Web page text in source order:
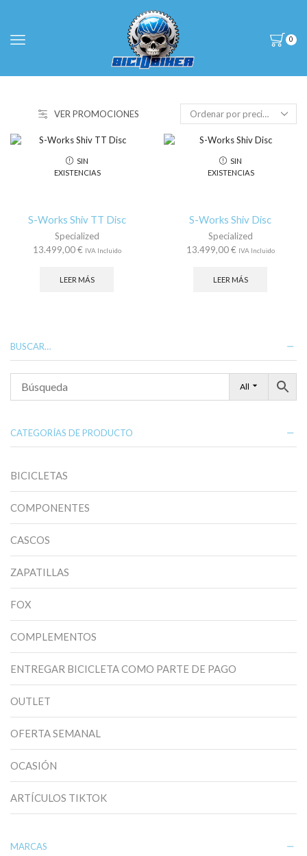
0
VER PROMOCIONES
SIN
EXISTENCIAS
S-Works Shiv TT Disc
Specialized
13.499,00€ IVA Incluido
LEER MÁS
SIN
EXISTENCIAS
S-Works Shiv Disc
Specialized
13.499,00€ IVA Incluido
LEER MÁS
BUSCAR…
All
CATEGORÍAS DE PRODUCTO
BICICLETAS
COMPONENTES
CASCOS
ZAPATILLAS
FOX
COMPLEMENTOS
ENTREGAR BICICLETA COMO PARTE DE PAGO
OUTLET
OFERTA SEMANAL
OCASIÓN
ARTÍCULOS TIKTOK
MARCAS